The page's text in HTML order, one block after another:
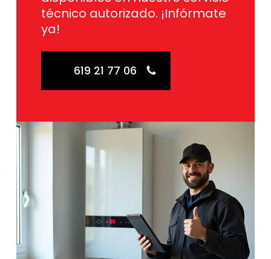
técnico autorizado. ¡Infórmate
ya!
619 21 77 06